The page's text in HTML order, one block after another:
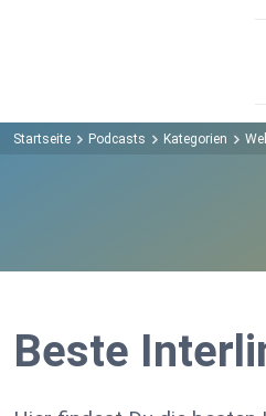
Startseite Podcasts Kategorien
Beste